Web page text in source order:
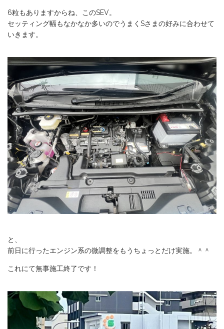
6粒もありますからね、このSEV。
セッティング幅もなかなか多いのでうまくSさまの好みに合わせて
いきます。
と、
前日に行ったエンジン系の微調整をもうちょっとだけ実施。＾＾
これにて無事施工終了です！